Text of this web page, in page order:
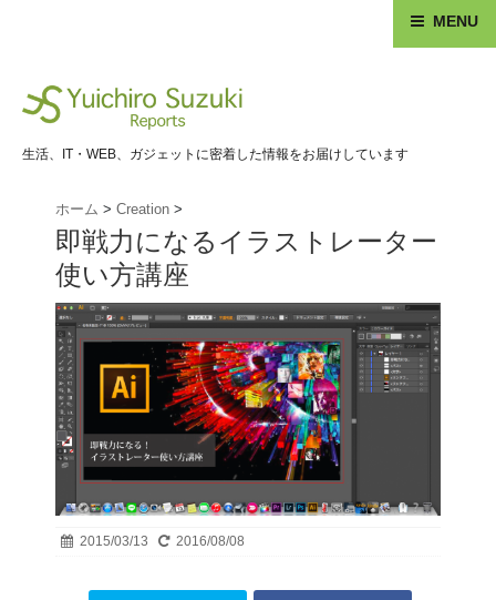
MENU
生活、IT・WEB、ガジェットに密着した情報をお届けしています
ホーム > Creation >
即戦力になるイラストレーター
使い方講座
2015/03/13 2016/08/08